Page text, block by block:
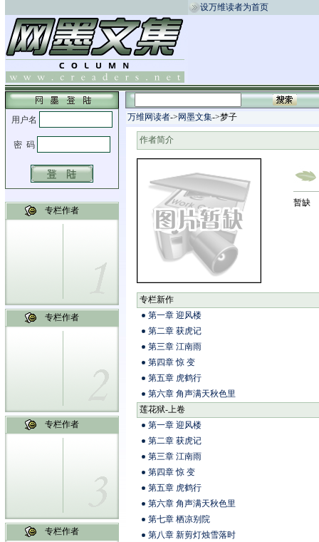
设万维读者为首页
专栏作者
专栏作者
专栏作者
专栏作者
万维网读者-> 网墨文集->梦子
作者简介
暂缺
专栏新作
第一章 迎风楼
第二章 获虎记
第三章 江南雨
第四章 惊 变
第五章 虎鹤行
第六章 角声满天秋色里
莲花狱-上卷
第一章 迎风楼
第二章 获虎记
第三章 江南雨
第四章 惊 变
第五章 虎鹤行
第六章 角声满天秋色里
第七章 栖凉别院
第八章 新剪灯烛雪落时